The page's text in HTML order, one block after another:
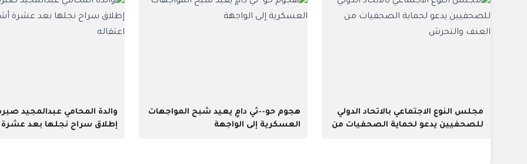
مجلس النوع الاجتماعي بالاتحاد الدولي
للصحفيين يدعو لحماية الصحفيات من
هجوم حو--ثي دامٍ يعيد شبح المواجهات
العسكرية إلى الواجهة
والدة المحامي عبدالمجيد
إطلاق سراح نجلها بعد